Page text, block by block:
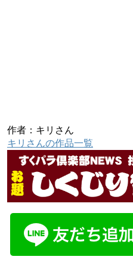
作者：キリさん
キリさんの作品一覧